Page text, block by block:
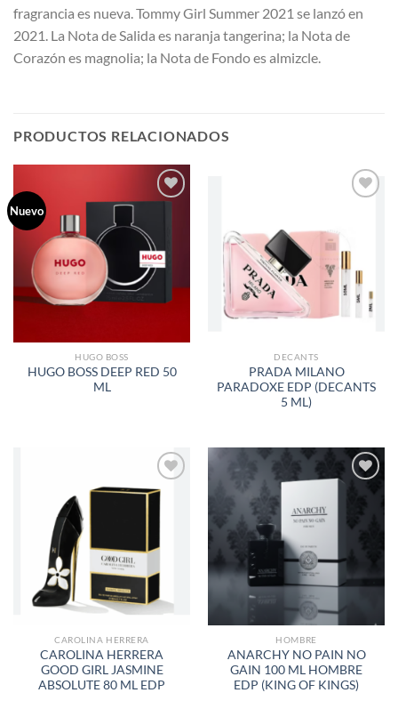
fragrancia es nueva. Tommy Girl Summer 2021 se lanzó en
2021. La Nota de Salida es naranja tangerina; la Nota de
Corazón es magnolia; la Nota de Fondo es almizcle.
PRODUCTOS RELACIONADOS
Nuevo
A LA
LISTA
DE
DESEOS
HUGO BOSS
HUGO BOSS DEEP RED 50
ML
LISTA
DESEOS
DECANTS
PRADA MILANO
PARADOXE EDP (DECANTS
5 ML)
AÑADIR
DESEOS
CAROLINA HERRERA
CAROLINA HERRERA
GOOD GIRL JASMINE
ABSOLUTE 80 ML EDP
LISTA
HOMBRE
ANARCHY NO PAIN NO
GAIN 100 ML HOMBRE
EDP (KING OF KINGS)